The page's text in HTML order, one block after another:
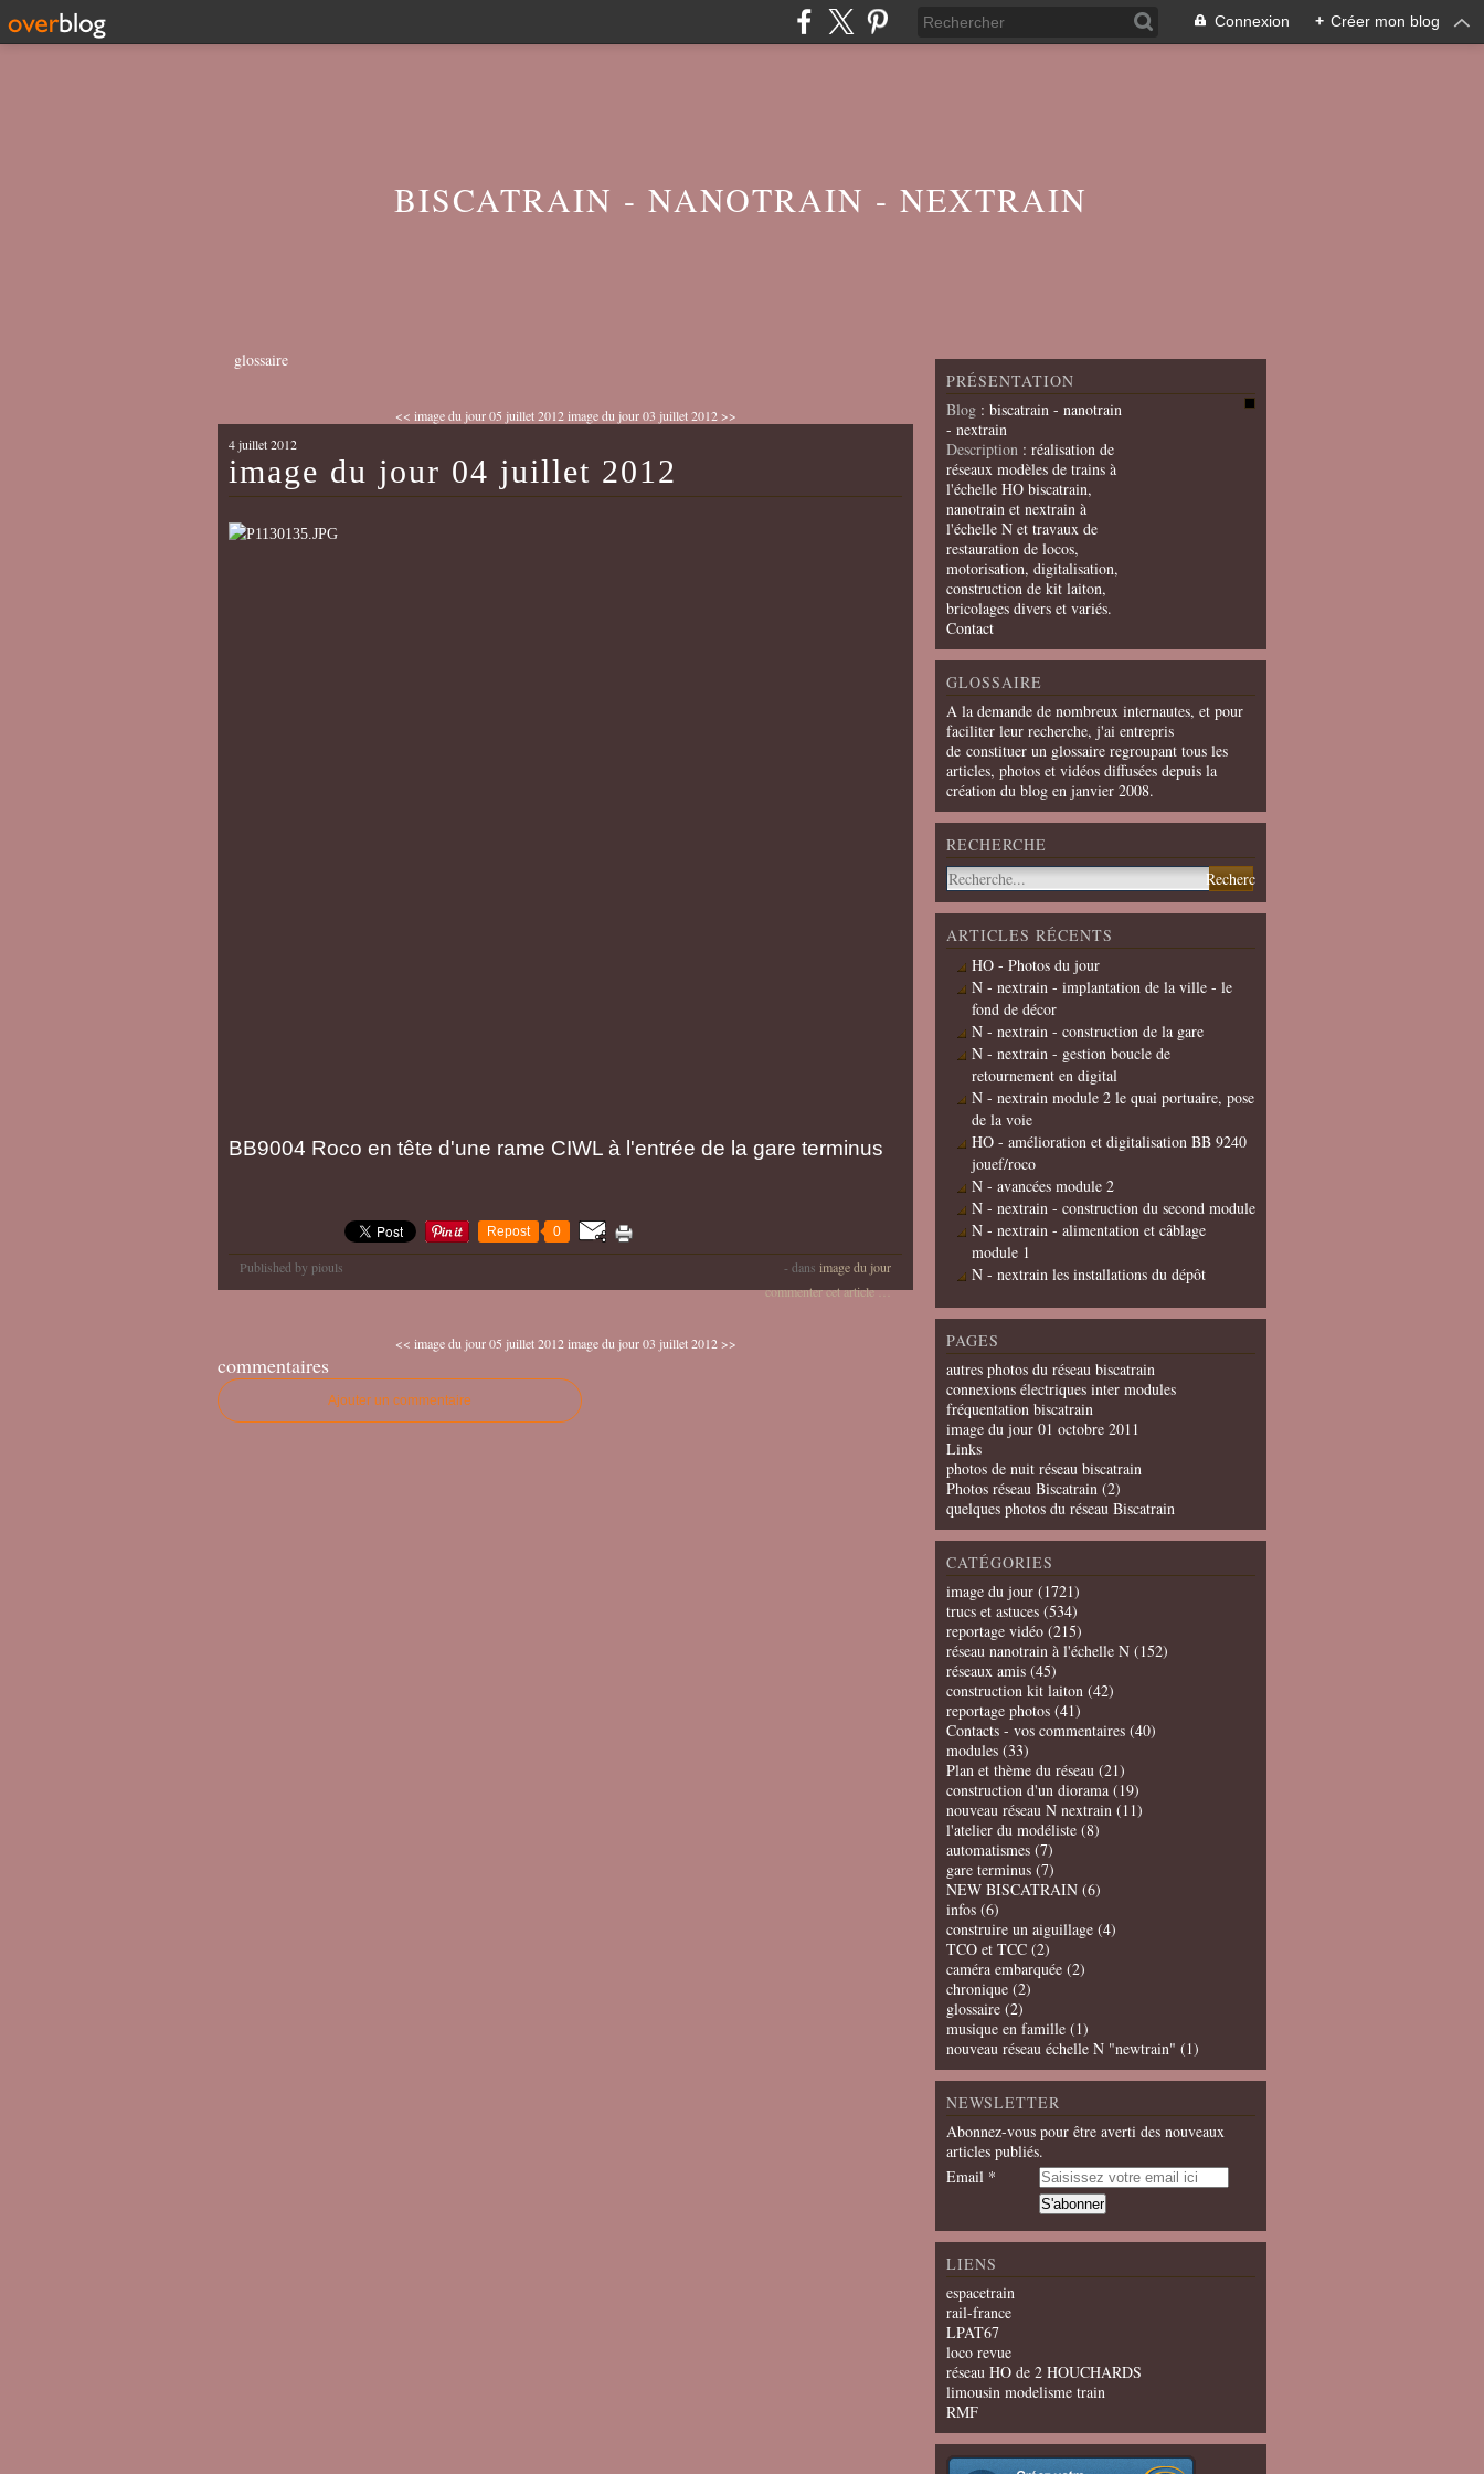
Connexion + Créer mon blog
BISCATRAIN - NANOTRAIN - NEXTRAIN
glossaire
<< image du jour 05 juillet 2012 image du jour 03 juillet 2012 >>
4 juillet 2012
image du jour 04 juillet 2012
BB9004 Roco en tête d'une rame CIWL à l'entrée de la gare terminus
Repost 0
Published by piouls - dans image du jour
commenter cet article…
<< image du jour 05 juillet 2012 image du jour 03 juillet 2012 >>
commentaires
Ajouter un commentaire
PRÉSENTATION
Blog : biscatrain - nanotrain
- nextrain
Description : réalisation de
réseaux modèles de trains à
l'échelle HO biscatrain,
nanotrain et nextrain à
l'échelle N et travaux de
restauration de locos,
motorisation, digitalisation,
construction de kit laiton,
bricolages divers et variés.
Contact
GLOSSAIRE
A la demande de nombreux internautes, et pour
faciliter leur recherche, j'ai entrepris
de constituer un glossaire regroupant tous les
articles, photos et vidéos diffusées depuis la
création du blog en janvier 2008.
RECHERCHE
ARTICLES RÉCENTS
HO - Photos du jour
N - nextrain - implantation de la ville - le
fond de décor
N - nextrain - construction de la gare
N - nextrain - gestion boucle de
retournement en digital
N - nextrain module 2 le quai portuaire, pose
de la voie
HO - amélioration et digitalisation BB 9240
jouef/roco
N - avancées module 2
N - nextrain - construction du second module
N - nextrain - alimentation et câblage
module 1
N - nextrain les installations du dépôt
PAGES
autres photos du réseau biscatrain
connexions électriques inter modules
fréquentation biscatrain
image du jour 01 octobre 2011
Links
photos de nuit réseau biscatrain
Photos réseau Biscatrain (2)
quelques photos du réseau Biscatrain
CATÉGORIES
image du jour (1721)
trucs et astuces (534)
reportage vidéo (215)
réseau nanotrain à l'échelle N (152)
réseaux amis (45)
construction kit laiton (42)
reportage photos (41)
Contacts - vos commentaires (40)
modules (33)
Plan et thème du réseau (21)
construction d'un diorama (19)
nouveau réseau N nextrain (11)
l'atelier du modéliste (8)
automatismes (7)
gare terminus (7)
NEW BISCATRAIN (6)
infos (6)
construire un aiguillage (4)
TCO et TCC (2)
caméra embarquée (2)
chronique (2)
glossaire (2)
musique en famille (1)
nouveau réseau échelle N "newtrain" (1)
NEWSLETTER
Abonnez-vous pour être averti des nouveaux
articles publiés.
Email
LIENS
espacetrain
rail-france
LPAT67
loco revue
réseau HO de 2 HOUCHARDS
limousin modelisme train
RMF